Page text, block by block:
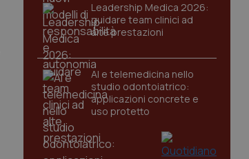
Leadership Medica 2026:
guidare team clinici ad
alte prestazioni
AI e telemedicina nello
studio odontoiatrico:
applicazioni concrete e
uso protetto